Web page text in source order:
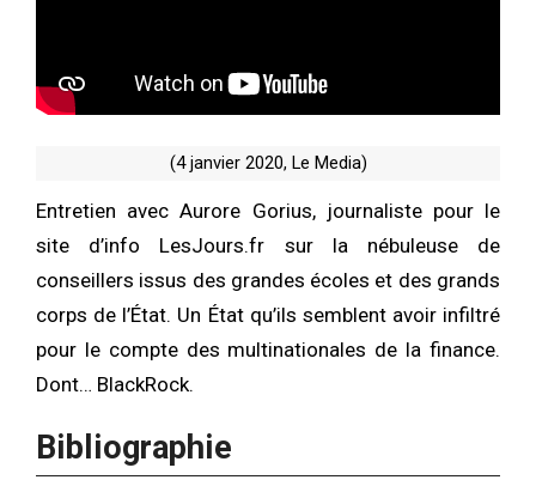
(4 janvier 2020, Le Media)
Entretien avec Aurore Gorius, journaliste pour le
site d’info LesJours.fr sur la nébuleuse de
conseillers issus des grandes écoles et des grands
corps de l’État. Un État qu’ils semblent avoir infiltré
pour le compte des multinationales de la finance.
Dont… BlackRock.
Bibliographie